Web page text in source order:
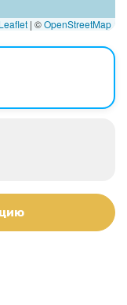
Leaflet | ©OpenStreetMap